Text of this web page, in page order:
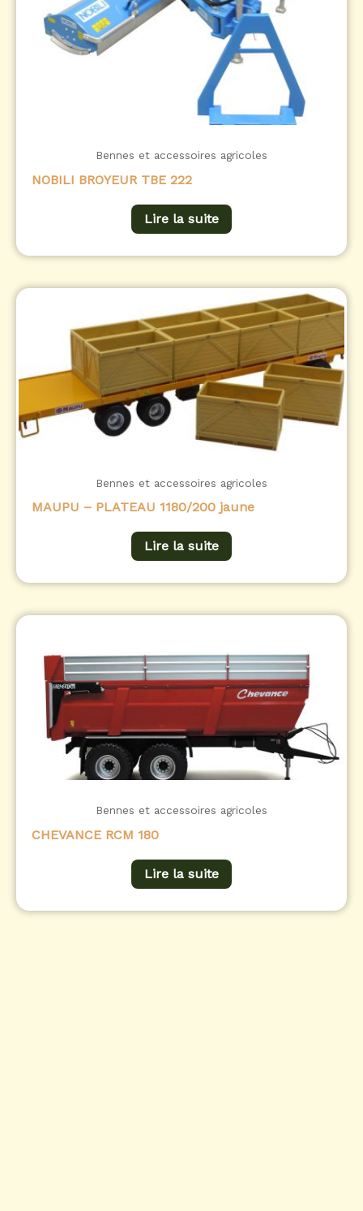
Bennes et accessoires agricoles
NOBILI BROYEUR TBE 222
Lire la suite
Bennes et accessoires agricoles
MAUPU – PLATEAU 1180/200 jaune
Lire la suite
Bennes et accessoires agricoles
CHEVANCE RCM 180
Lire la suite